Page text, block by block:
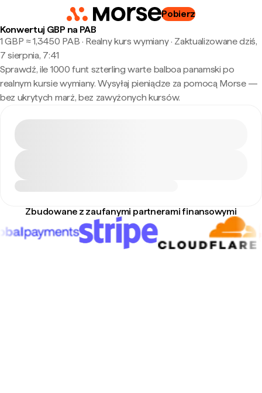
Pobierz
Konwertuj GBP na PAB
1 GBP ≈ 1,3450 PAB · Realny kurs wymiany· Zaktualizowane dziś,
7 sierpnia, 7:41
Sprawdź, ile 1000 funt szterling warte balboa panamski po
realnym kursie wymiany. Wysyłaj pieniądze za pomocą Morse —
bez ukrytych marż, bez zawyżonych kursów.
Zbudowane z zaufanymi partnerami finansowymi